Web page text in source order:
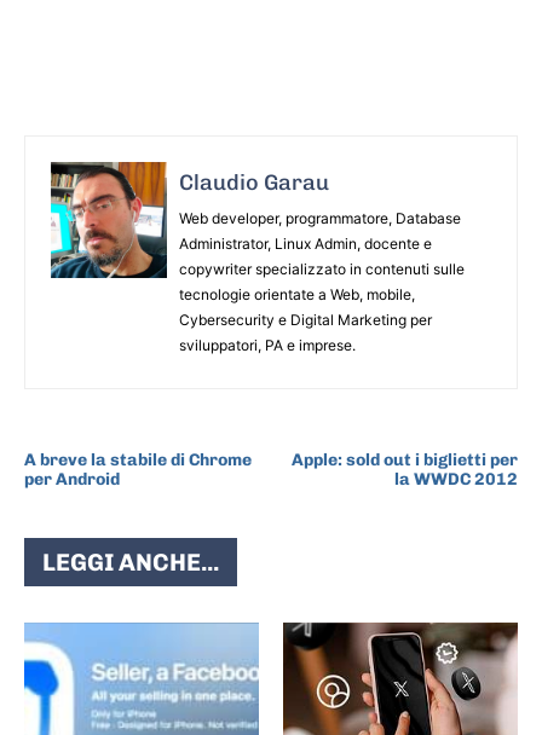
Claudio Garau
Web developer, programmatore, Database
Administrator, Linux Admin, docente e
copywriter specializzato in contenuti sulle
tecnologie orientate a Web, mobile,
Cybersecurity e Digital Marketing per
sviluppatori, PA e imprese.
A breve la stabile di Chrome
per Android
Apple: sold out i biglietti per
la WWDC 2012
LEGGI ANCHE...